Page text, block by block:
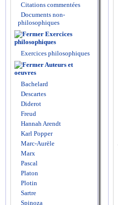
Citations commentées
Documents non-
philosophiques
Exercices
philosophiques
Exercices philosophiques
Auteurs et
oeuvres
Bachelard
Descartes
Diderot
Freud
Hannah Arendt
Karl Popper
Marc-Aurèle
Marx
Pascal
Platon
Plotin
Sartre
Spinoza